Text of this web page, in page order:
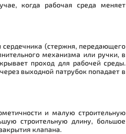
когда рабочая среда меняет
сердечника (стержня, передающего
механизма или ручки, в
проход для рабочей среды.
выходной патрубок попадает в
и малую строительную
строительную длину, большое
клапана.